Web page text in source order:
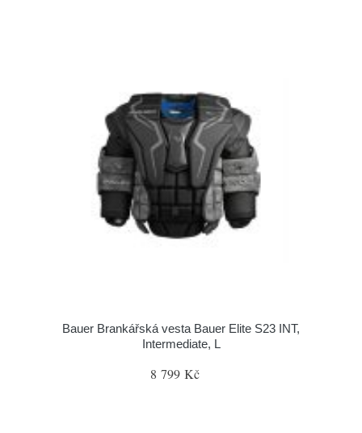
Bauer Brankářská vesta Bauer Elite S23 INT,
Intermediate, L
8 799 Kč